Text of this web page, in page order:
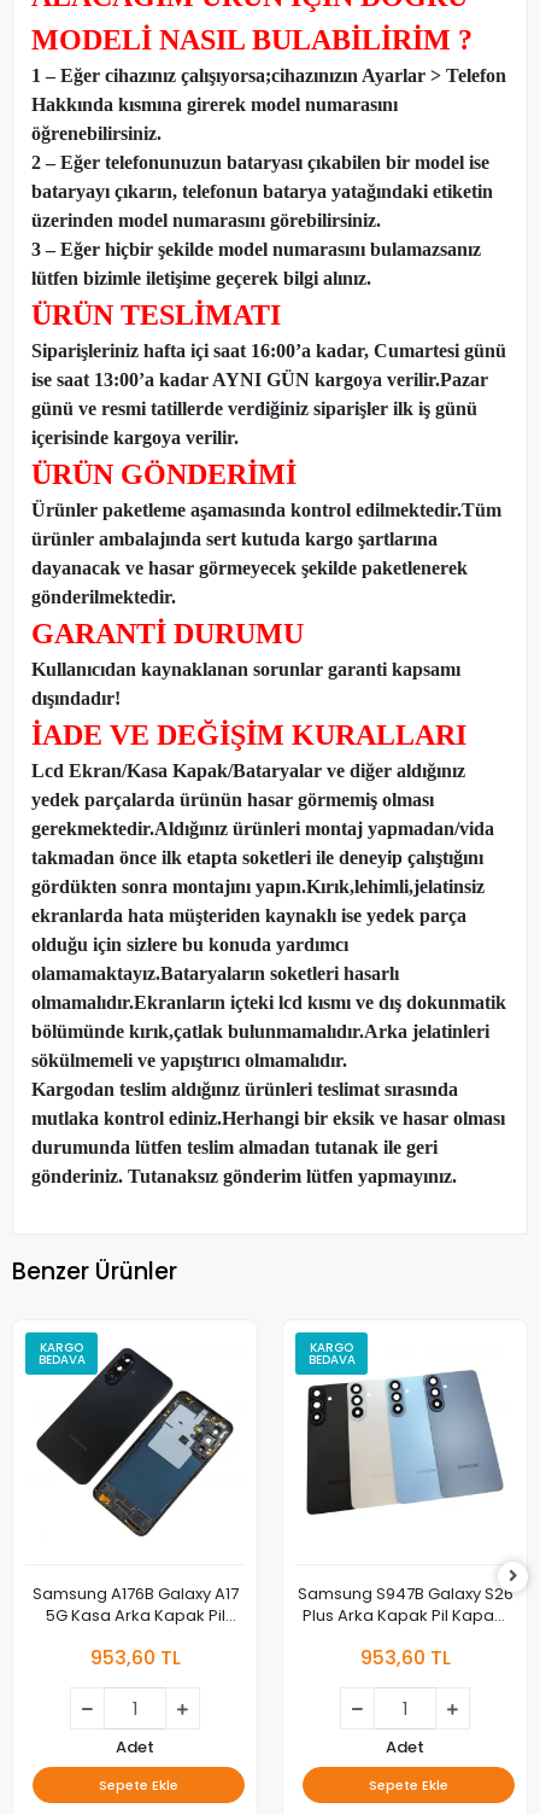
MODELİ NASIL BULABİLİRİM ?
1 – Eğer cihazınız çalışıyorsa;cihazınızın Ayarlar > Telefon
Hakkında kısmına girerek model numarasını
öğrenebilirsiniz.
2 – Eğer telefonunuzun bataryası çıkabilen bir model ise
bataryayı çıkarın, telefonun batarya yatağındaki etiketin
üzerinden model numarasını görebilirsiniz.
3 – Eğer hiçbir şekilde model numarasını bulamazsanız
lütfen bizimle iletişime geçerek bilgi alınız.
ÜRÜN TESLİMATI
Siparişleriniz hafta içi saat 16:00’a kadar, Cumartesi günü
ise saat 13:00’a kadar AYNI GÜN kargoya verilir.Pazar
günü ve resmi tatillerde verdiğiniz siparişler ilk iş günü
içerisinde kargoya verilir.
ÜRÜN GÖNDERİMİ
Ürünler paketleme aşamasında kontrol edilmektedir.Tüm
ürünler ambalajında sert kutuda kargo şartlarına
dayanacak ve hasar görmeyecek şekilde paketlenerek
gönderilmektedir.
GARANTİ DURUMU
Kullanıcıdan kaynaklanan sorunlar garanti kapsamı
dışındadır!
İADE VE DEĞİŞİM KURALLARI
Lcd Ekran/Kasa Kapak/Bataryalar ve diğer aldığınız
yedek parçalarda ürünün hasar görmemiş olması
gerekmektedir.Aldığınız ürünleri montaj yapmadan/vida
takmadan önce ilk etapta soketleri ile deneyip çalıştığını
gördükten sonra montajını yapın.Kırık,lehimli,jelatinsiz
ekranlarda hata müşteriden kaynaklı ise yedek parça
olduğu için sizlere bu konuda yardımcı
olamamaktayız.Bataryaların soketleri hasarlı
olmamalıdır.Ekranların içteki lcd kısmı ve dış dokunmatik
bölümünde kırık,çatlak bulunmamalıdır.Arka jelatinleri
sökülmemeli ve yapıştırıcı olmamalıdır.
Kargodan teslim aldığınız ürünleri teslimat sırasında
mutlaka kontrol ediniz.Herhangi bir eksik ve hasar olması
durumunda lütfen teslim almadan tutanak ile geri
gönderiniz. Tutanaksız gönderim lütfen yapmayınız.
Benzer Ürünler
KARGO
BEDAVA
Samsung A176B Galaxy A17
5G Kasa Arka Kapak Pil
953,60 TL
Adet
Sepete Ekle
KARGO
BEDAVA
Samsung S947B Galaxy S26
Plus Arka Kapak Pil Kapağı
953,60 TL
Adet
Sepete Ekle